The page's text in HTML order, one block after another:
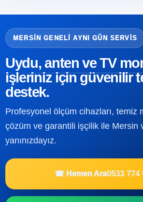
MERSIN GENELI AYNI GÜN SERVIS
Uydu, anten ve TV
işleriniz için güvenilir
destek.
Profesyonel ölçüm cihazları, temiz
çözüm ve garantili işçilik ile Mersin
yanınızdayız.
☎ Hemen Ara0533 774